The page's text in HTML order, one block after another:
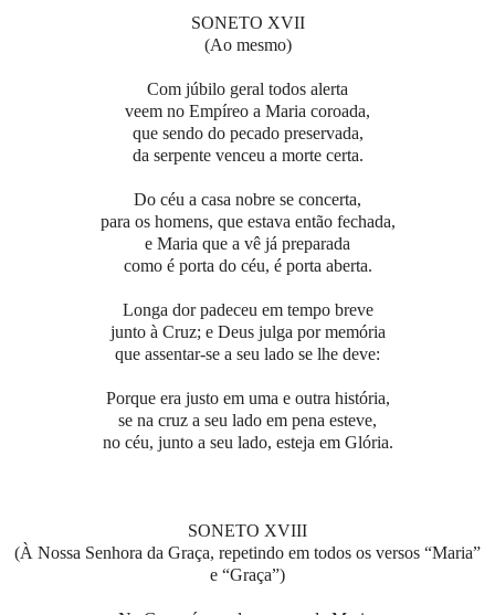
SONETO XVII
(Ao mesmo)
Com júbilo geral todos alerta
veem no Empíreo a Maria coroada,
que sendo do pecado preservada,
da serpente venceu a morte certa.
Do céu a casa nobre se concerta,
para os homens, que estava então fechada,
e Maria que a vê já preparada
como é porta do céu, é porta aberta.
Longa dor padeceu em tempo breve
junto à Cruz; e Deus julga por memória
que assentar-se a seu lado se lhe deve:
Porque era justo em uma e outra história,
se na cruz a seu lado em pena esteve,
no céu, junto a seu lado, esteja em Glória.
SONETO XVIII
(À Nossa Senhora da Graça, repetindo em todos os versos “Maria”
e “Graça”)